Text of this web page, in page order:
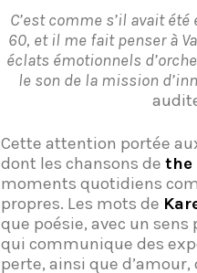
C’est comme s’il avait
60, et il me fait penser à
éclats émotionnels
le son de la mission
Cette attention portée
dont les chansons de the
moments quotidiens
propres. Les mots de
que poésie, avec un
qui communique des
perte, ainsi que